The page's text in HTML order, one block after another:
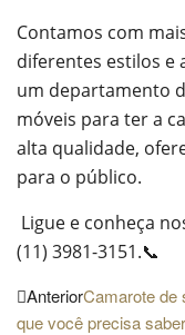
Contamos com
diferentes estilos e
um departamento
móveis para ter a
alta qualidade,
para o público.
Ligue e conheça
(11) 3981-3151.📞
AnteriorCamarote de
que você precisa